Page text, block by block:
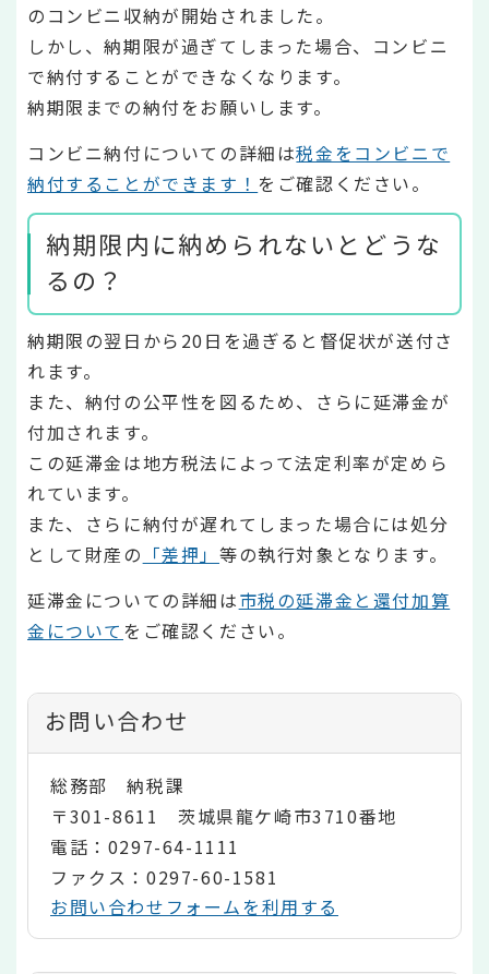
のコンビニ収納が開始されました。
しかし、納期限が過ぎてしまった場合、コンビニ
で納付することができなくなります。
納期限までの納付をお願いします。
コンビニ納付についての詳細は税金をコンビニで
納付することができます！ をご確認ください。
納期限内に納められないとどうな
るの？
納期限の翌日から20日を過ぎると督促状が送付さ
れます。
また、納付の公平性を図るため、さらに延滞金が
付加されます。
この延滞金は地方税法によって法定利率が定めら
れています。
また、さらに納付が遅れてしまった場合には処分
として財産の 「差押」等の執行対象となります。
延滞金についての詳細は市税の延滞金と還付加算
金について をご確認ください。
お問い合わせ
総務部 納税課
〒301-8611 茨城県龍ケ崎市3710番地
電話：0297-64-1111
ファクス：0297-60-1581
お問い合わせフォームを利用する